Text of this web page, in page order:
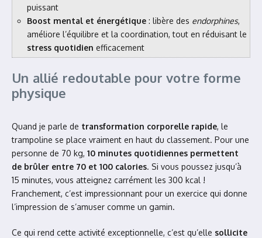
puissant
Boost mental et énergétique : libère des endorphines,
améliore l’équilibre et la coordination, tout en réduisant le
stress quotidien efficacement
Un allié redoutable pour votre forme
physique
Quand je parle de transformation corporelle rapide, le
trampoline se place vraiment en haut du classement. Pour une
personne de 70 kg, 10 minutes quotidiennes permettent
de brûler entre 70 et 100 calories. Si vous poussez jusqu’à
15 minutes, vous atteignez carrément les 300 kcal !
Franchement, c’est impressionnant pour un exercice qui donne
l’impression de s’amuser comme un gamin.
Ce qui rend cette activité exceptionnelle, c’est qu’elle sollicite